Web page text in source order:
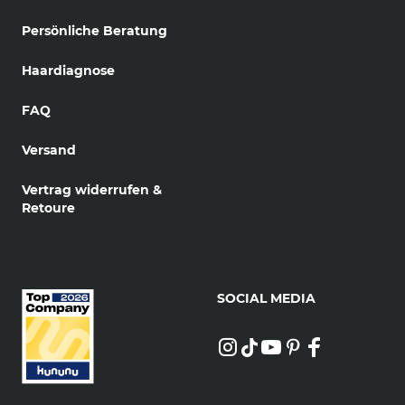
Persönliche Beratung
Haardiagnose
FAQ
Versand
Vertrag widerrufen &
Retoure
SOCIAL MEDIA